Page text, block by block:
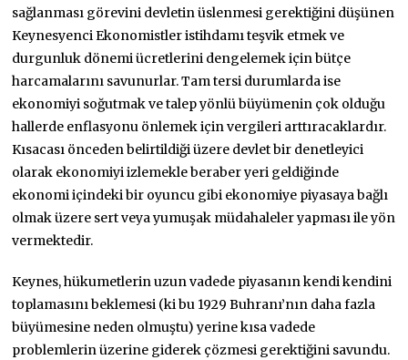
sağlanması görevini devletin üslenmesi gerektiğini düşünen
Keynesyenci Ekonomistler istihdamı teşvik etmek ve
durgunluk dönemi ücretlerini dengelemek için bütçe
harcamalarını savunurlar. Tam tersi durumlarda ise
ekonomiyi soğutmak ve talep yönlü büyümenin çok olduğu
hallerde enflasyonu önlemek için vergileri arttıracaklardır.
Kısacası önceden belirtildiği üzere devlet bir denetleyici
olarak ekonomiyi izlemekle beraber yeri geldiğinde
ekonomi içindeki bir oyuncu gibi ekonomiye piyasaya bağlı
olmak üzere sert veya yumuşak müdahaleler yapması ile yön
vermektedir.
Keynes, hükumetlerin uzun vadede piyasanın kendi kendini
toplamasını beklemesi (ki bu 1929 Buhranı’nın daha fazla
büyümesine neden olmuştu) yerine kısa vadede
problemlerin üzerine giderek çözmesi gerektiğini savundu.